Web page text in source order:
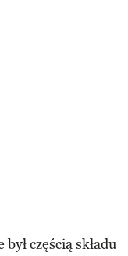
częścią składu